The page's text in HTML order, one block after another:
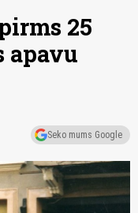
25
apavu
Seko mums Google